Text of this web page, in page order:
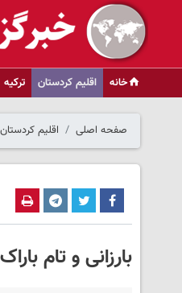
خانه اقلیم کردستان ترکیه
صفحه اصلی اقلیم کردستان
بارزانی و تام